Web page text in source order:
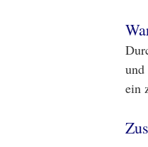
und
ein